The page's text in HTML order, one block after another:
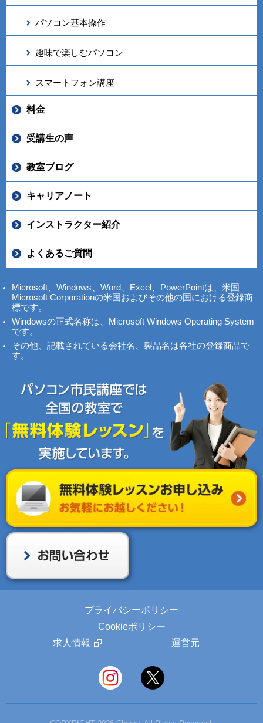
パソコン基本操作
趣味で楽しむパソコン
スマートフォン講座
料金
受講生の声
教室ブログ
キャリアノート
インストラクター紹介
よくあるご質問
Microsoft、Windows、Word、Excel、PowerPointは、米国
Microsoft Corporationの米国およびその他の国における登録商
標です。
Windowsの正式名称は、Microsoft Windows Operating System
です。
その他、記載されている会社名、製品名は各社の登録商品で
す。
プライバシーポリシー
Cookieポリシー
求人情報
運営元